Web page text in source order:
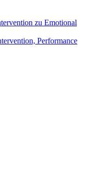
zu Emotional
Performance